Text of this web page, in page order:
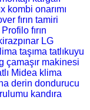
kombi onarımı
fırın tamiri
fırın
LG
taşıma tatlıkuyu
çamaşır makinesi
Midea klima
derin dondurucu
kandıra